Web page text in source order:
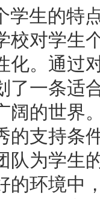
学生的特
校对学生
化。通过
了一条适
阔的世界
的支持条
队为学生
的环境中